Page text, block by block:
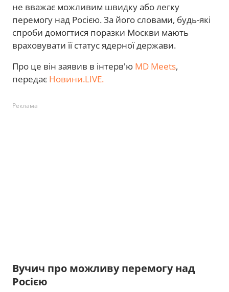
не вважає можливим швидку або легку
перемогу над Росією. За його словами, будь-які
спроби домогтися поразки Москви мають
враховувати її статус ядерної держави.
Про це він заявив в інтерв'ю MD Meets,
передає Новини.LIVE.
Реклама
Вучич про можливу перемогу над
Росією